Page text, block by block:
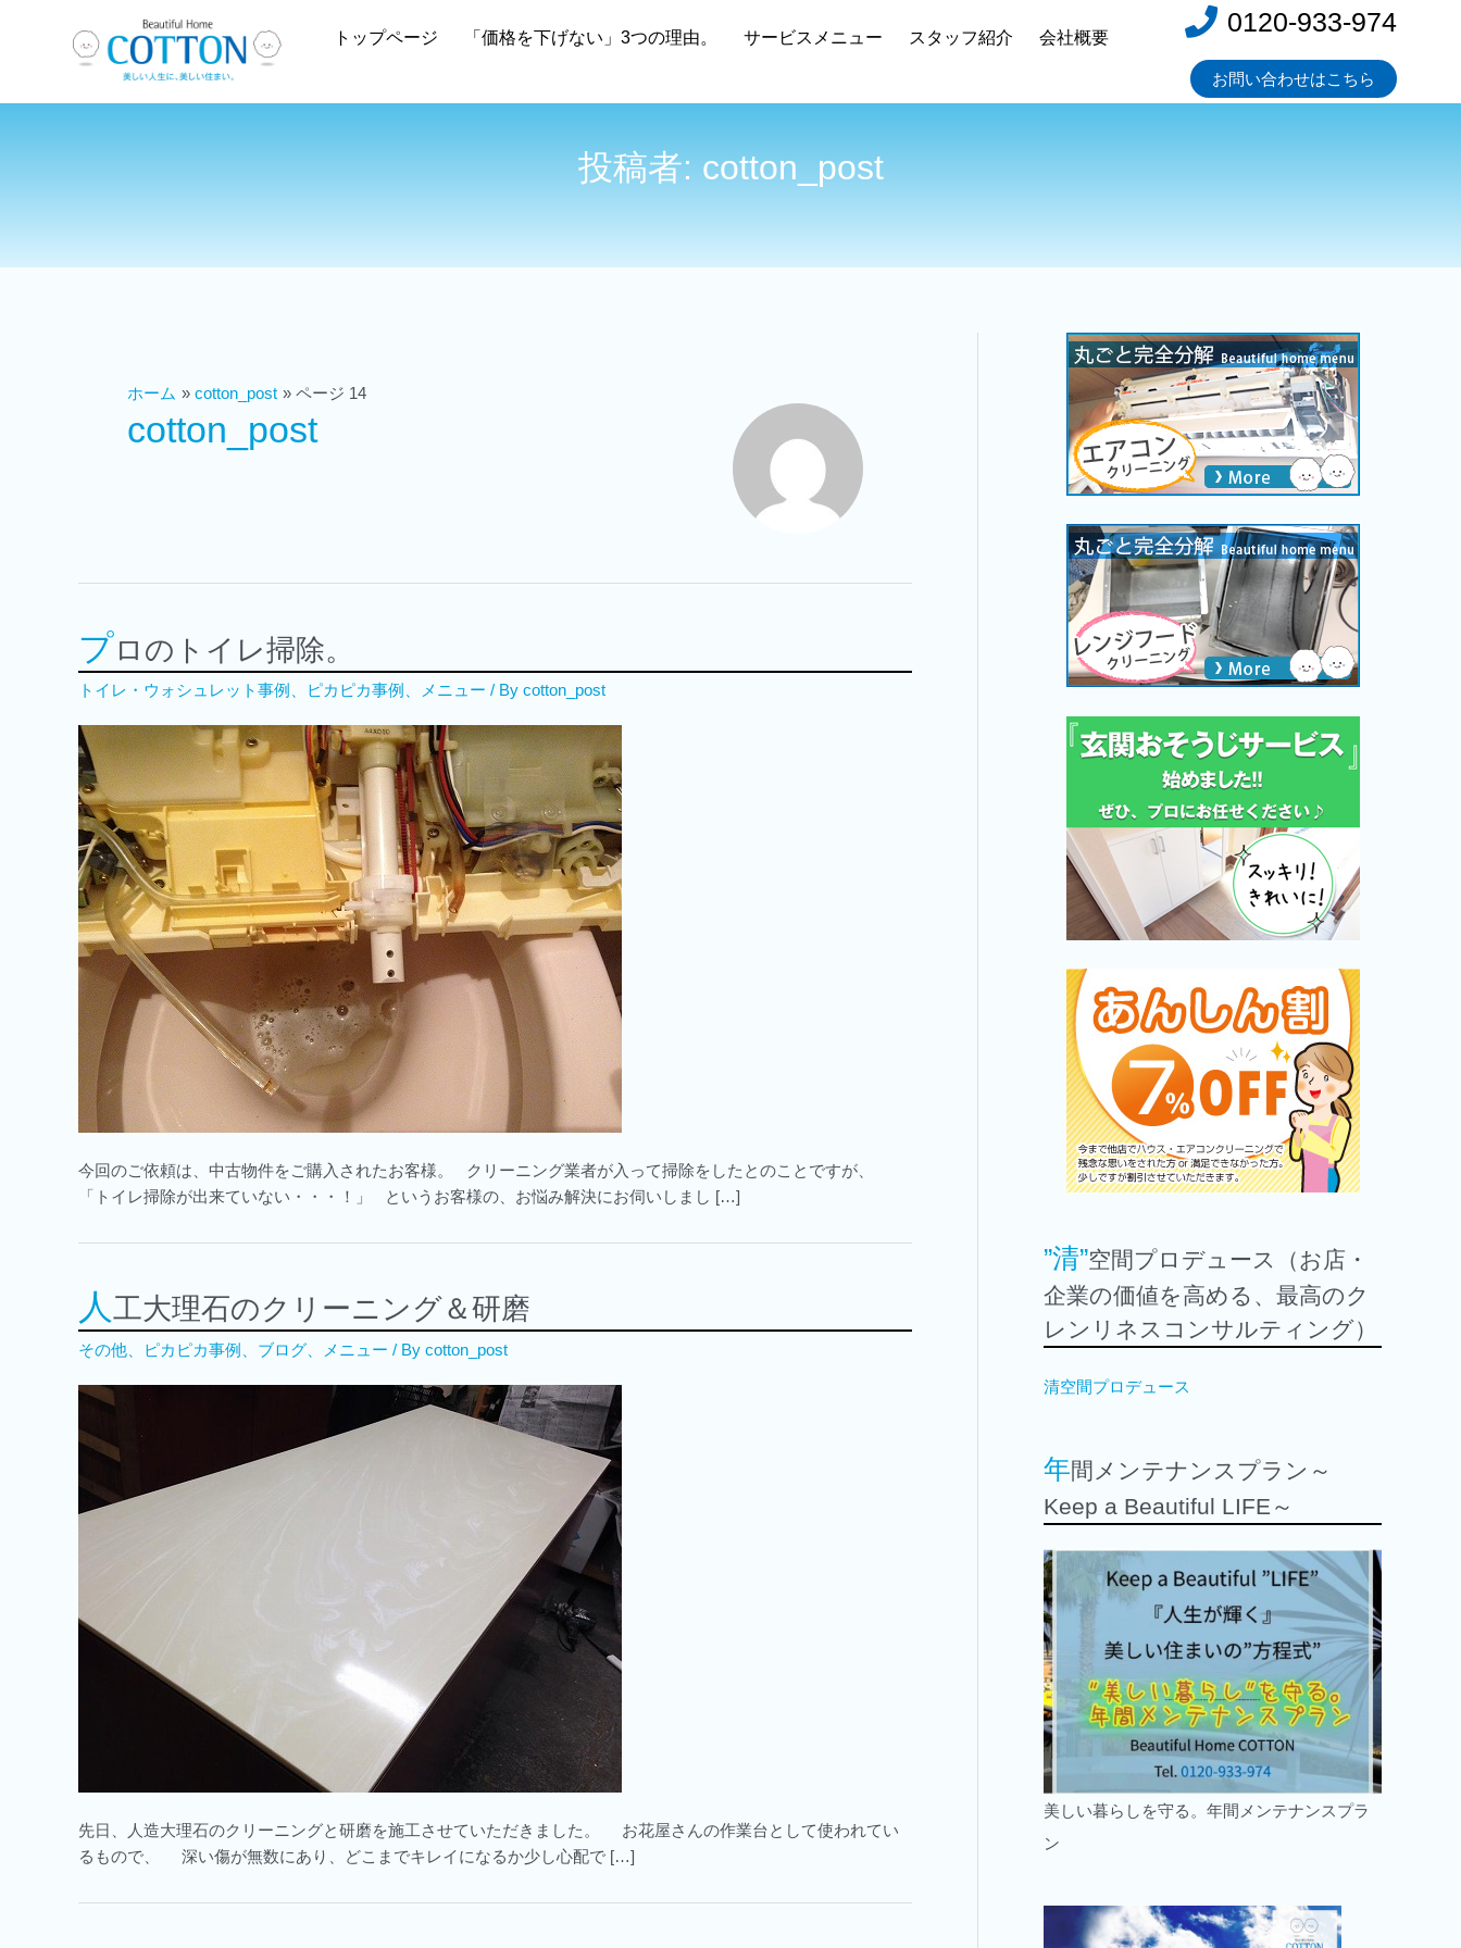
トップページ 「価格を下げない」3つの理由。 サービスメニュー スタッフ紹介 会社概要
0120-933-974
お問い合わせはこちら
投稿者: cotton_post
ホーム cotton_post ページ 14
cotton_post
プロのトイレ掃除。
トイレ・ウォシュレット事例 ピカピカ事例 メニュー / By cotton_post
今回のご依頼は、中古物件をご購入されたお客様。 クリーニング業者が入って掃除をしたとのことですが、
「トイレ掃除が出来ていない・・・！」 というお客様の、お悩み解決にお伺いしまし […]
人工大理石のクリーニング＆研磨
その他 ピカピカ事例 ブログ メニュー / By cotton_post
先日、人造大理石のクリーニングと研磨を施工させていただきました。 お花屋さんの作業台として使われてい
るもので、 深い傷が無数にあり、どこまでキレイになるか少し心配で […]
”清”空間プロデュース（お店・
企業の価値を高める、最高のク
レンリネスコンサルティング）
清空間プロデュース
年間メンテナンスプラン～
Keep a Beautiful LIFE～
美しい暮らしを守る。年間メンテナンスプラ
ン